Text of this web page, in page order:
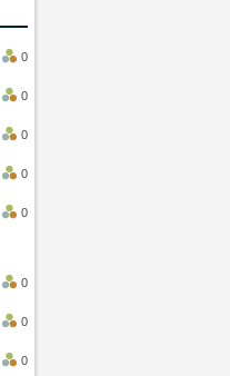
0
0
0
0
0
0
0
0